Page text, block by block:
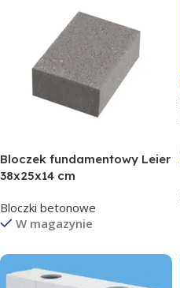
Bloczek fundamentowy Leier
38x25x14 cm
Bloczki betonowe
W magazynie